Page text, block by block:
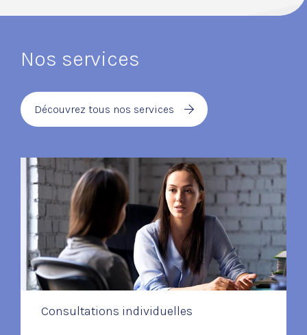
Nos services
Découvrez tous nos services
Consultations individuelles